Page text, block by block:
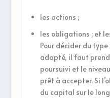
les actions ;
les obligations ; et
Pour décider du
adapté, il faut
poursuivi et le
prêt à accepter. Si
du capital sur le